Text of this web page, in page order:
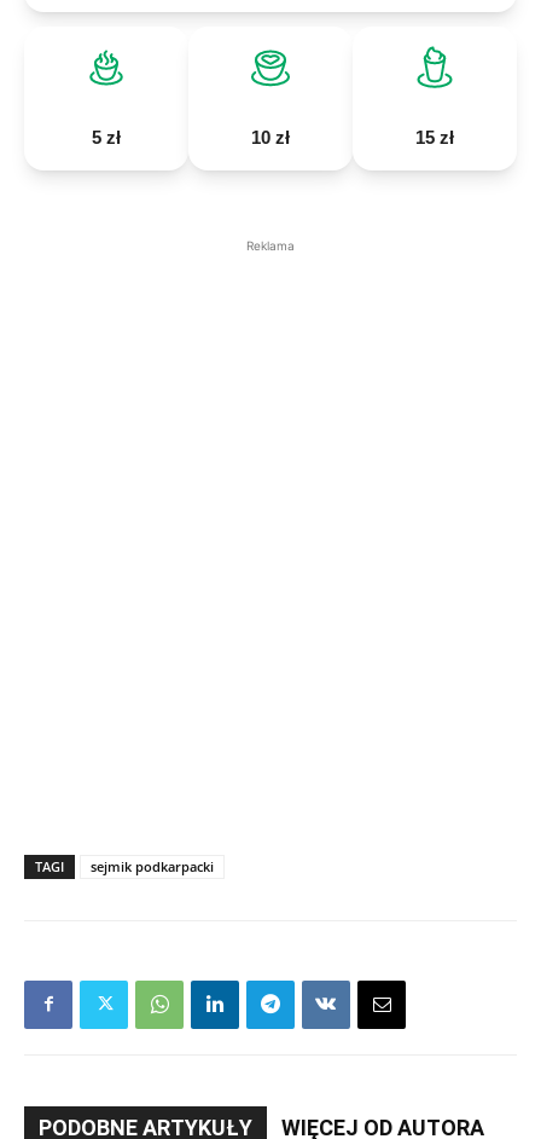
5 zł 10 zł 15 zł
Reklama
TAGI sejmik podkarpacki
PODOBNE ARTYKUŁY WIĘCEJ OD AUTORA